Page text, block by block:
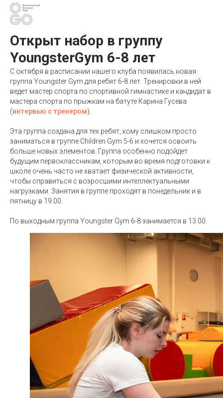
Открыт набор в группу
YoungsterGym 6-8 лет
С октября в расписании нашего клуба появилась новая
группа Youngster Gym для ребят 6-8 лет. Тренировки в ней
ведет мастер спорта по спортивной гимнастике и кандидат в
мастера спорта по прыжкам на батуте Карина Гусева
(интервью с тренером).
Эта группа создана для тех ребят, кому слишком просто
заниматься в группе Children Gym 5-6 и хочется освоить
больше новых элементов. Группа особенно подойдет
будущим первоклассникам, которым во время подготовки к
школе очень часто не хватает физической активности,
чтобы справиться с возросшими интеллектуальными
нагрузками. Занятия в группе проходят в понедельник и в
пятницу в 19.00.
По выходным группа Youngster Gym 6-8 занимается в 13.00.